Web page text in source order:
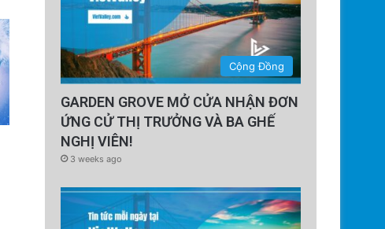
Cộng Đồng
GARDEN GROVE MỞ CỬA NHẬN ĐƠN
ỨNG CỬ THỊ TRƯỞNG VÀ BA GHẾ
NGHỊ VIÊN!
3 weeks ago